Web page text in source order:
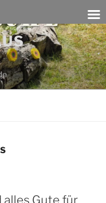
alles Gute für